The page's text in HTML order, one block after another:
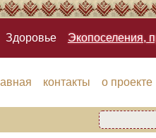
Здоровье Экопоселения,
контакты о проекте